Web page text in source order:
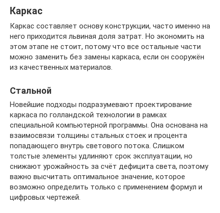
Каркас
Каркас составляет основу конструкции, часто именно на
него приходится львиная доля затрат. Но экономить на
этом этапе не стоит, потому что все остальные части
можно заменить без замены каркаса, если он сооружён
из качественных материалов.
Стальной
Новейшие подходы подразумевают проектирование
каркаса по голландской технологии в рамках
специальной компьютерной программы. Она основана на
взаимосвязи толщины стальных стоек и процента
попадающего внутрь светового потока. Слишком
толстые элементы удлиняют срок эксплуатации, но
снижают урожайность за счёт дефицита света, поэтому
важно высчитать оптимальное значение, которое
возможно определить только с применением формул и
цифровых чертежей.